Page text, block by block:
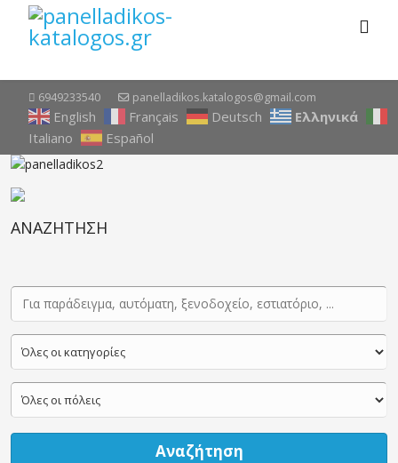
6949233540 panelladikos.katalogos@gmail.com
English Français Deutsch
Ελληνικά
Italiano
Español
ΑΝΑΖΗΤΗΣΗ
Αναζήτηση